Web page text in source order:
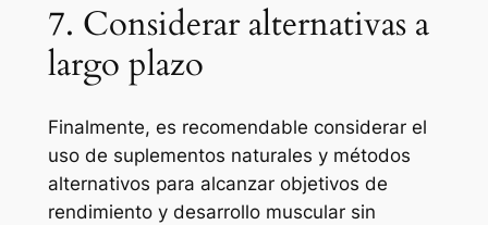
7. Considerar alternativas a
largo plazo
Finalmente, es recomendable considerar el
uso de suplementos naturales y métodos
alternativos para alcanzar objetivos de
rendimiento y desarrollo muscular sin